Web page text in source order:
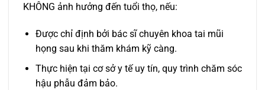
KHÔNG ảnh hưởng đến tuổi thọ, nếu:
Được chỉ định bởi bác sĩ chuyên khoa tai mũi
họng sau khi thăm khám kỹ càng.
Thực hiện tại cơ sở y tế uy tín, quy trình chăm sóc
hậu phẫu đảm bảo.